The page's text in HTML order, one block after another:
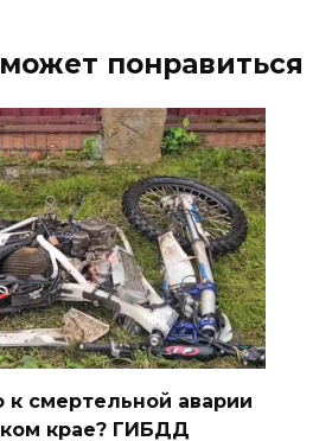
понравиться
к смертельной аварии
крае? ГИБДД